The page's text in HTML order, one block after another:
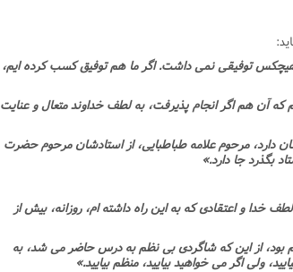
توفیقى نمى داشت. اگر ما هم توفیق کسب کرده ایم،
آن هم اگر انجام پذیرفت، به لطف خداوند متعال و عنایت
دارد، مرحوم علامه طباطبایى، از استادشان مرحوم حضرت
بگذرد جا دارد.»
خدا و اعتقادى که به این راه داشته ام، روزانه، بیش از
بود، از این که شاگردى بى نظم به درس حاضر مى شد، به
ولى اگر مى خواهید بیایید، منظم بیایید.»